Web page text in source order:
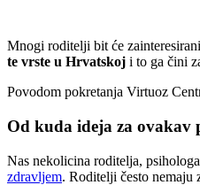
Mnogi roditelji bit će
te vrste u Hrvatskoj i to ga čini
Povodom pokretanja Virtuoz
Od kuda ideja za ovakav
Nas nekolicina roditelja,
zdravljem. Roditelji često nemaju